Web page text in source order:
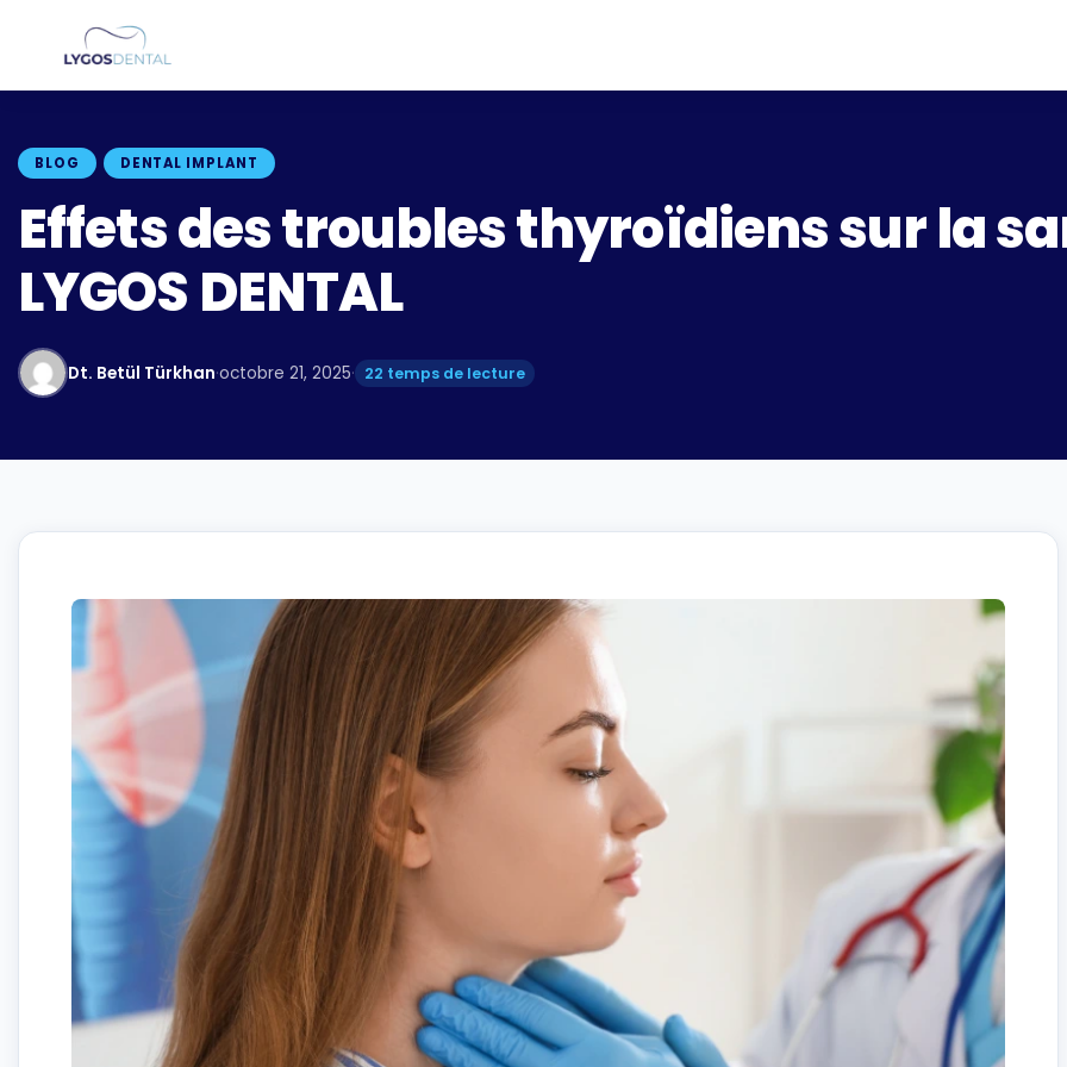
BLOG DENTAL IMPLANT
Effets des troubles thyroïdiens sur la
LYGOS DENTAL
Dt. Betül Türkhan·octobre 21, 2025· 22 temps de lecture